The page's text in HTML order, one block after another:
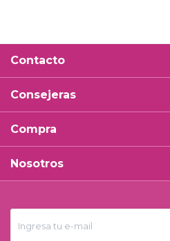
Contacto
Consejeras
Compra
Nosotros